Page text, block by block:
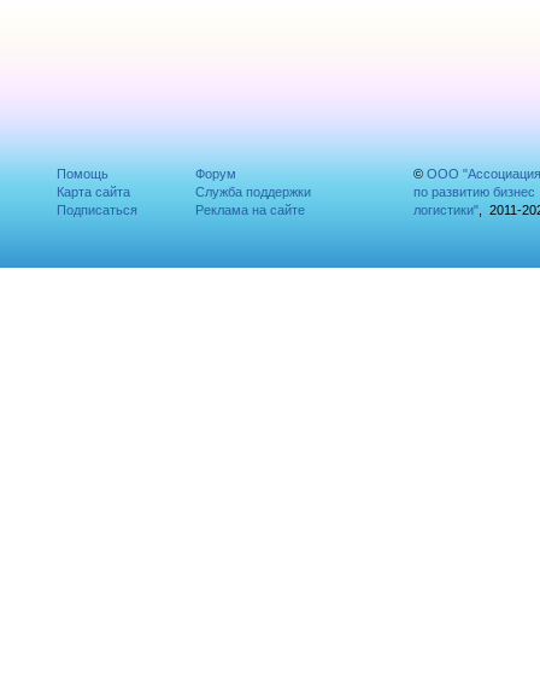
Помощь
Карта сайта
Подписаться
Форум
Служба поддержки
Реклама на сайте
© ООО "Ассоциация
по развитию бизнес
логистики", 2011-